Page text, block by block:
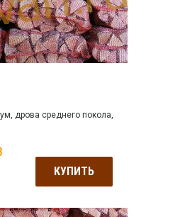
дрова среднего покола,
КУПИТЬ